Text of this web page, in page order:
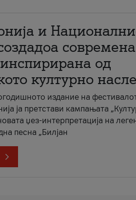
и
од
културно
издание на
ја претстави кампањата
џез-интерпретација на
песна „Билјан